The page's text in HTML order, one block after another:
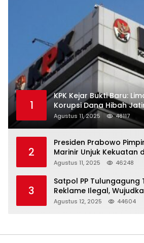
1
KPK Kejar Bukti Baru:
Korupsi Dana Hibah
Trenggalek
Agustus 11, 2025 48117
2
Presiden Prabowo
Marinir Unjuk Kekuatan
Struktur Baru
Agustus 11, 2025 46248
3
Satpol PP Tulungagung
Reklame Ilegal,
dan Indah
Agustus 12, 2025 44604